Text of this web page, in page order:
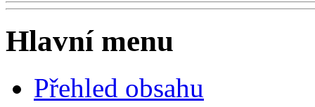
Hlavní menu
Přehled obsahu